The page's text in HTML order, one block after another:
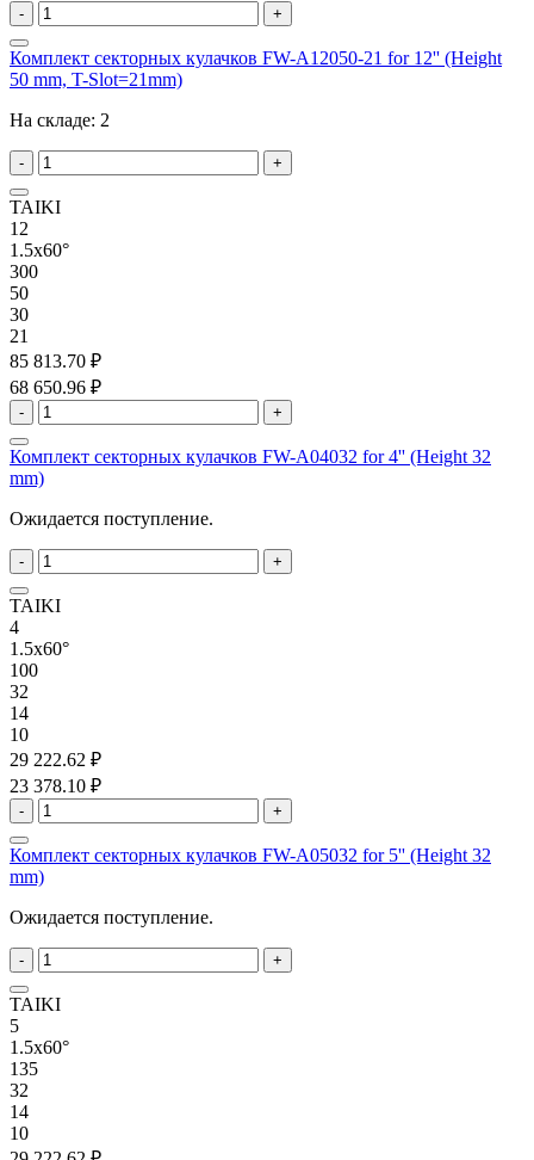
- +
Комплект секторных кулачков FW-A12050-21 for 12'' (Height
50 mm, T-Slot=21mm)
На складе: 2
- +
TAIKI
12
1.5x60°
300
50
30
21
85 813.70 ₽
68 650.96 ₽
- +
Комплект секторных кулачков FW-A04032 for 4'' (Height 32
mm)
Ожидается поступление.
- +
TAIKI
4
1.5x60°
100
32
14
10
29 222.62 ₽
23 378.10 ₽
- +
Комплект секторных кулачков FW-A05032 for 5'' (Height 32
mm)
Ожидается поступление.
- +
TAIKI
5
1.5x60°
135
32
14
10